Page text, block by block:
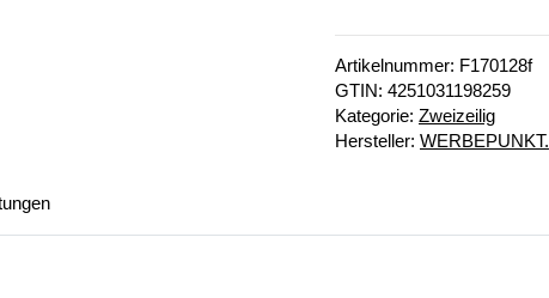
Artikelnummer: F170128f
GTIN: 4251031198259
Kategorie: Zweizeilig
Hersteller: WERBEPUNKT.